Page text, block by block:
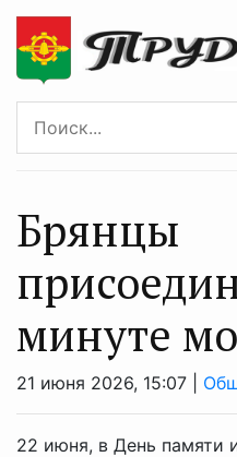
Брянцы
минуте
21 июня 2026, 15:07 |
22 июня, в День памяти